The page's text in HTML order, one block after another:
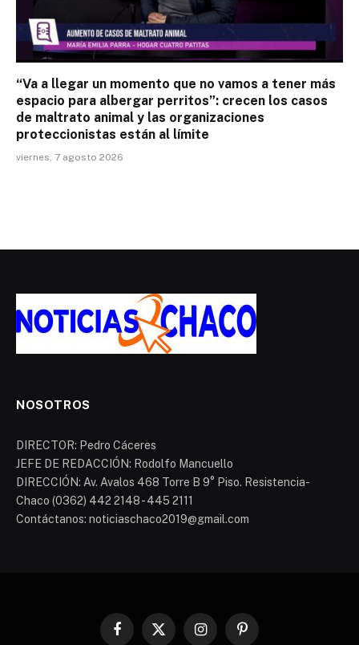
“Va a llegar un momento que no vamos a tener más
espacio para albergar perritos”: crecen los casos
de maltrato animal y las organizaciones
proteccionistas están al límite
viernes, 7 agosto 2026
NOSOTROS
DIRECTOR: Pedro Cáceres
JEFE DE REDACCIÓN: Rodolfo Mancuello
DIRECCIÓN: Av. Avalos 468 Torre B 9° Piso. Resistencia-
Chaco (0362) 442 2148 - 445 2111
Contáctanos: noticiaschaco2019@gmail.com
Facebook
X InstagramPinterest